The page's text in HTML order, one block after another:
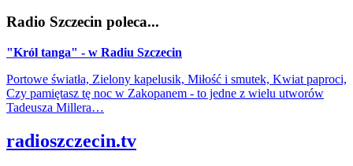
Radio Szczecin poleca...
"Król tanga" - w Radiu Szczecin
Portowe światła, Zielony kapelusik, Miłość i smutek, Kwiat paproci,
Czy pamiętasz tę noc w Zakopanem - to jedne z wielu utworów
Tadeusza Millera…
radioszczecin.tv